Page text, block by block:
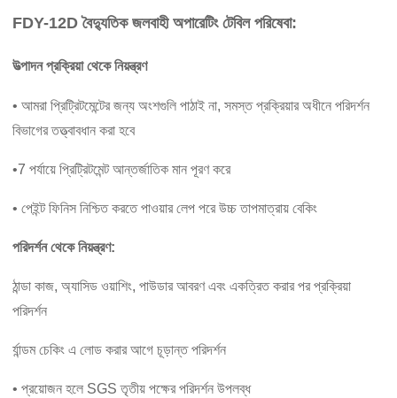
FDY-12D বৈদ্যুতিক জলবাহী অপারেটিং টেবিল পরিষেবা:
উত্পাদন প্রক্রিয়া থেকে নিয়ন্ত্রণ
• আমরা প্রিট্রিটমেন্টের জন্য অংশগুলি পাঠাই না, সমস্ত প্রক্রিয়ার অধীনে পরিদর্শন
বিভাগের তত্ত্বাবধান করা হবে
•7 পর্যায়ে প্রিট্রিটমেন্ট আন্তর্জাতিক মান পূরণ করে
• পেইন্ট ফিনিস নিশ্চিত করতে পাওয়ার লেপ পরে উচ্চ তাপমাত্রায় বেকিং
পরিদর্শন থেকে নিয়ন্ত্রণ:
ঠান্ডা কাজ, অ্যাসিড ওয়াশিং, পাউডার আবরণ এবং একত্রিত করার পর প্রক্রিয়া
পরিদর্শন
র্যান্ডম চেকিং এ লোড করার আগে চূড়ান্ত পরিদর্শন
• প্রয়োজন হলে SGS তৃতীয় পক্ষের পরিদর্শন উপলব্ধ